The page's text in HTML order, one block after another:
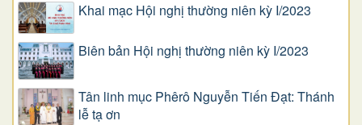
Khai mạc Hội nghị thường niên kỳ I/2023
Biên bản Hội nghị thường niên kỳ I/2023
Tân linh mục Phêrô Nguyễn Tiến Đạt: Thánh
lễ tạ ơn